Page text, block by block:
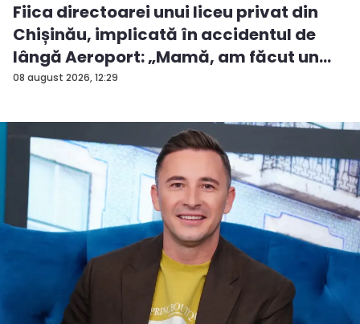
08 august 2026, 12:29
Fiica directoarei unui liceu privat din
Chișinău, implicată în accidentul de
lângă Aeroport: „Mamă, am făcut un
ac...